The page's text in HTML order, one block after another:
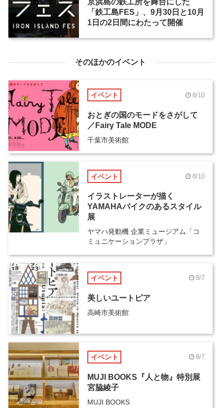
京浜島の鉄工所を舞台にした
「鉄工島FES」、9月30日と10月
1日の2日間にわたって開催
そのほかのイベント
イベント 8/10
おとぎの国のモードをさがして
／Fairy Tale MODE
千葉市美術館
イベント 8/10
イラストレーターが描く
YAMAHAバイクのあるスタイル
展
ヤマハ発動機 企業ミュージアム「コ
ミュニケーションプラザ」
イベント 8/7
美しいユートピア
高崎市美術館
イベント 8/7
MUJI BOOKS『人と物』特別展
宮脇綾子
MUJI BOOKS